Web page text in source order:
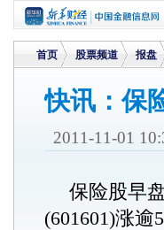
首页
>
股票频道
>
报盘
>
快讯：保
2011-11-01
保险股早
(601601)涨